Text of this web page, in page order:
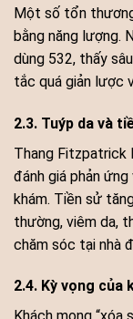
Một số tổn
bằng năng lượng.
dùng 532, thấy
tắc quá giản lược
2.3. Tuýp da và
Thang Fitzpatrick
đánh giá phản
khám. Tiền sử
thường, viêm da,
chăm sóc tại nhà
2.4. Kỳ vọng của